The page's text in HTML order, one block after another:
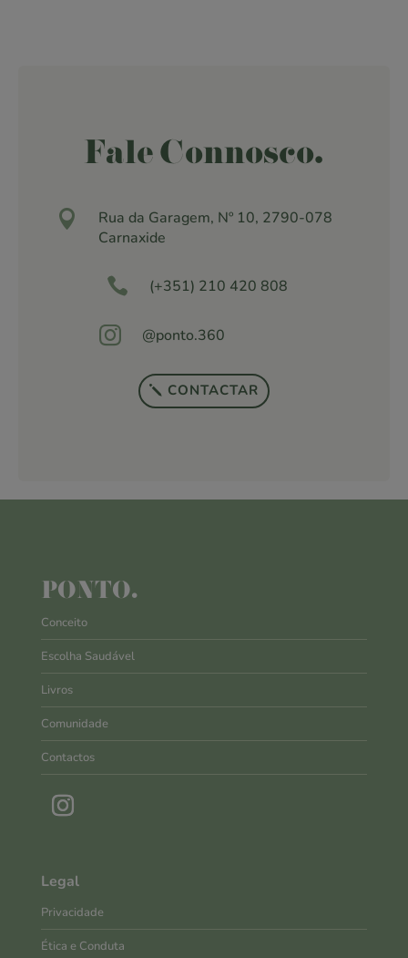
Fale Connosco.

Rua da Garagem, Nº 10, 2790-078
Carnaxide
 (+351) 210 420 808
 @ponto.360
CONTACTAR
PONTO.
Conceito
Escolha Saudável
Livros
Comunidade
Contactos
Legal
Privacidade
Ética e Conduta